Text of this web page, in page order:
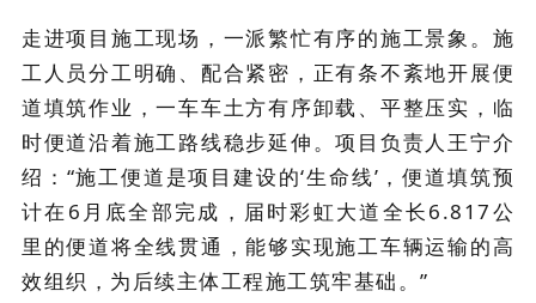
走进项目施工现场，一派繁忙有序的施工景象。施
工人员分工明确、配合紧密，正有条不紊地开展便
道填筑作业，一车车土方有序卸载、平整压实，临
时便道沿着施工路线稳步延伸。项目负责人王宁介
绍：“施工便道是项目建设的‘生命线’，便道填筑预
计在6月底全部完成，届时彩虹大道全长6.817公
里的便道将全线贯通，能够实现施工车辆运输的高
效组织，为后续主体工程施工筑牢基础。”